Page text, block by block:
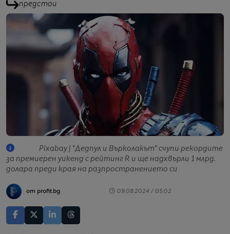
предстои
Pixabay | "Дедпул и Върколакът" счупи рекордите
за премиерен уикенд с рейтинг R и ще надхвърли 1 млрд.
долара преди края на разпространението си
от profit.bg 09.08.2024 / 05:02